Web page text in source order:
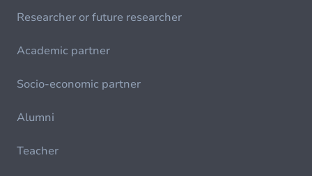
Researcher or future researcher
Academic partner
Socio-economic partner
Alumni
Teacher